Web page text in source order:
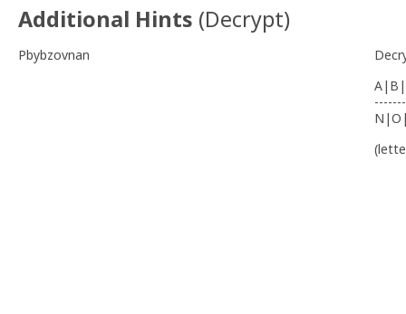
Additional Hints (Decrypt)
Pbybzovnan